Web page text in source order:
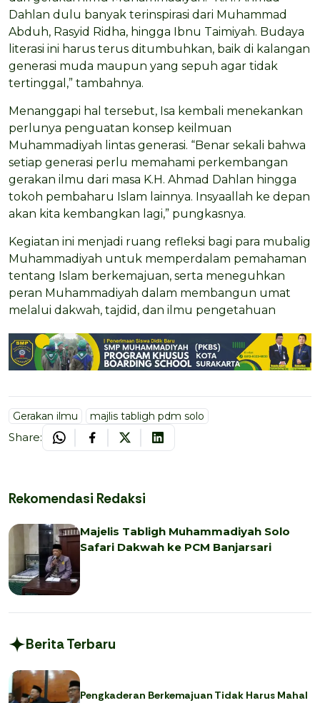
Dahlan dulu banyak terinspirasi dari Muhammad
Abduh, Rasyid Ridha, hingga Ibnu Taimiyah. Budaya
literasi ini harus terus ditumbuhkan, baik di kalangan
generasi muda maupun yang sepuh agar tidak
tertinggal,” tambahnya.
Menanggapi hal tersebut, Isa kembali menekankan
perlunya penguatan konsep keilmuan
Muhammadiyah lintas generasi. “Benar sekali bahwa
setiap generasi perlu memahami perkembangan
gerakan ilmu dari masa K.H. Ahmad Dahlan hingga
tokoh pembaharu Islam lainnya. Insyaallah ke depan
akan kita kembangkan lagi,” pungkasnya.
Kegiatan ini menjadi ruang refleksi bagi para mubalig
Muhammadiyah untuk memperdalam pemahaman
tentang Islam berkemajuan, serta meneguhkan
peran Muhammadiyah dalam membangun umat
melalui dakwah, tajdid, dan ilmu pengetahuan
Gerakan ilmu majlis tabligh pdm solo
Share:
Rekomendasi Redaksi
Majelis Tabligh Muhammadiyah Solo
Safari Dakwah ke PCM Banjarsari
Berita Terbaru
Pengkaderan Berkemajuan Tidak Harus Mahal